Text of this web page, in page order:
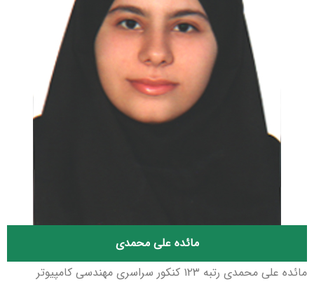
مائده علی محمدی
مائده علی محمدی رتبه ۱۲۳ کنکور سراسری مهندسی کامپیوتر